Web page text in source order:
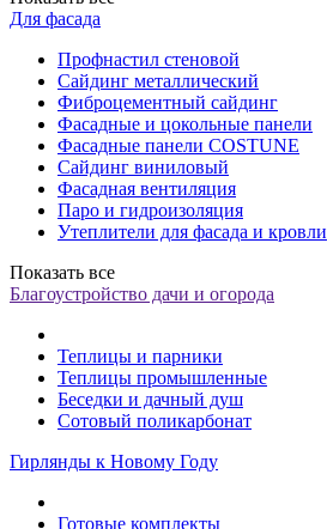
Для фасада
Профнастил стеновой
Сайдинг металлический
Фиброцементный сайдинг
Фасадные и цокольные панели
Фасадные панели COSTUNE
Сайдинг виниловый
Фасадная вентиляция
Паро и гидроизоляция
Утеплители для фасада и кровли
Показать все
Благоустройство дачи и огорода
Теплицы и парники
Теплицы промышленные
Беседки и дачный душ
Сотовый поликарбонат
Гирлянды к Новому Году
Готовые комплекты